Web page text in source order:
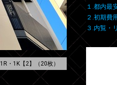
1R・1K【2】（20枚）
１.都内最
２.初期費
３.内覧・